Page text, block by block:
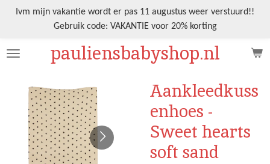
Ga
de
pauliensbabyshop.nl
Ivm mijn vakantie wordt er pas 11 augustus weer verstuurd!!
Gebruik code: VAKANTIE voor 20% korting
Aankleedkuss
enhoes -
Sweet hearts
soft sand